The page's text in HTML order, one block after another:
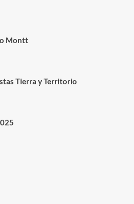
Montt
Tierra y Territorio